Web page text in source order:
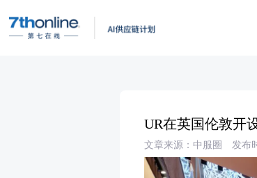
UR在英国伦敦开
文章来源：中服圈 发布